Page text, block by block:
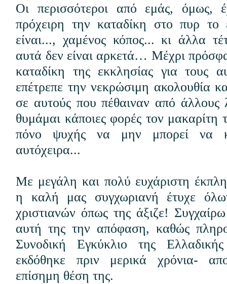
Οι περισσότεροι από εμάς, όμως,
πρόχειρη την καταδίκη στο πυρ το
είναι..., χαμένος κόπος... κι άλλα
αυτά δεν είναι αρκετά… Μέχρι
καταδίκη της εκκλησίας για τους
επέτρεπε την νεκρώσιμη ακολουθία
σε αυτούς που πέθαιναν από άλλους
θυμάμαι κάποιες φορές τον
πόνο ψυχής να μην μπορεί να
αυτόχειρα...
Με μεγάλη και πολύ ευχάριστη
η καλή μας συγχωριανή έτυχε
χριστιανών όπως της άξιζε!
αυτή της την απόφαση, καθώς
Συνοδική Εγκύκλιο της
εκδόθηκε πριν μερικά χρόνια-
επίσημη θέση της.